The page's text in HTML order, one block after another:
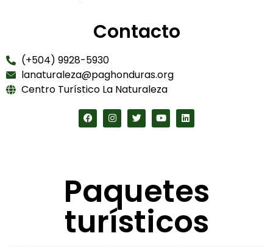
Contacto
(+504) 9928-5930
lanaturaleza@paghonduras.org
Centro Turístico La Naturaleza
Paquetes
turísticos